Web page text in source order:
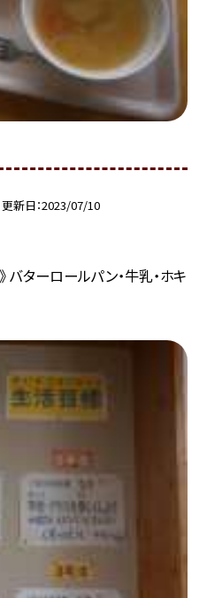
更新日 2023/07/10
バターロールパン・牛乳・ホキ